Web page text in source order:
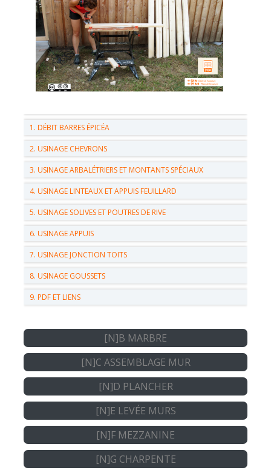
1. DÉBIT BARRES ÉPICÉA
2. USINAGE CHEVRONS
3. USINAGE ARBALÉTRIERS ET MONTANTS SPÉCIAUX
4. USINAGE LINTEAUX ET APPUIS FEUILLARD
5. USINAGE SOLIVES ET POUTRES DE RIVE
6. USINAGE APPUIS
7. USINAGE JONCTION TOITS
8. USINAGE GOUSSETS
9. PDF ET LIENS
[N]B MARBRE
[N]C ASSEMBLAGE MUR
[N]D PLANCHER
[N]E LEVÉE MURS
[N]F MEZZANINE
[N]G CHARPENTE